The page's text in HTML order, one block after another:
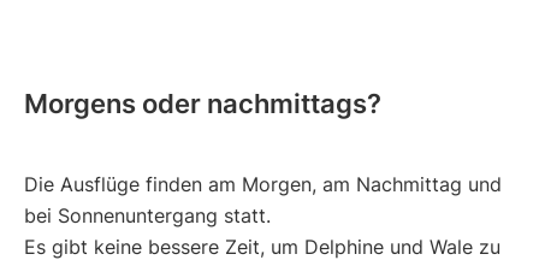
Morgens oder nachmittags?
Die Ausflüge finden am Morgen, am Nachmittag und
bei Sonnenuntergang statt.
Es gibt keine bessere Zeit, um Delphine und Wale zu